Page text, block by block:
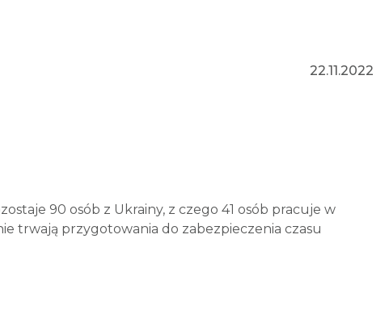
22.11.2022
90 osób z Ukrainy, z czego 41 osób pracuje w
trwają przygotowania do zabezpieczenia czasu